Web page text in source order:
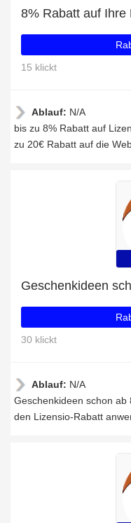
8% Rabatt auf Ihre
15 klickt
Ablauf: N/A
bis zu 8% Rabatt auf
zu 20€ Rabatt auf die
Geschenkideen
30 klickt
Ablauf: N/A
Geschenkideen schon ab
den Lizensio-Rabatt